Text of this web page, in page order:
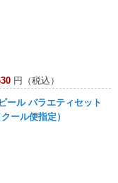
円（税込）
ール バラエティセット
ール便指定）